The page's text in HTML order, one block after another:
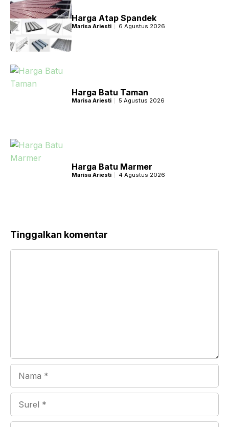
Harga Atap Spandek
Marisa Ariesti 6 Agustus 2026
Harga Batu Taman
Marisa Ariesti 5 Agustus 2026
Harga Batu Marmer
Marisa Ariesti 4 Agustus 2026
Tinggalkan komentar